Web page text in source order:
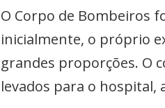
O Corpo de Bombeiros
inicialmente, o próprio
grandes proporções. O
levados para o